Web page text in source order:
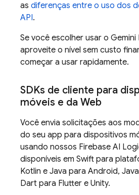
as diferenças entre o uso dos
API.
Se você escolher usar o Gemini
aproveite o nível sem custo
começar a usar rapidamente.
SDKs de cliente para
móveis e da Web
Você envia solicitações aos
do seu app para dispositivos
usando nossos Firebase AI
disponíveis em Swift para
Kotlin e Java para Android,
Dart para Flutter e Unity.